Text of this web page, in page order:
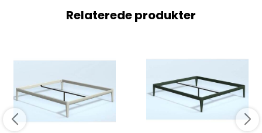
Relaterede produkter